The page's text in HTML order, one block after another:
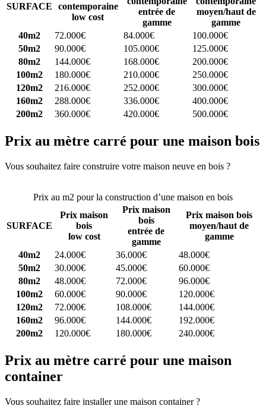
SURFACE
contemporaine
low cost
entrée de
gamme
moyen/haut de
gamme
40m2
72.000€ 84.000€
100.000€
50m2
90.000€ 105.000€
125.000€
80m2
144.000€ 168.000€
200.000€
100m2
180.000€ 210.000€
250.000€
120m2
216.000€ 252.000€
300.000€
160m2
288.000€ 336.000€
400.000€
200m2
360.000€ 420.000€ 500.000€
Prix au mètre carré pour une maison bois
Vous souhaitez faire construire votre maison neuve en bois ?
Prix au m2 pour la construction d’une maison en bois
SURFACE
Prix maison
bois
low cost
Prix maison
bois
entrée de
gamme
Prix maison bois
moyen/haut de
gamme
40m2
24.000€ 36.000€
48.000€
50m2
30.000€ 45.000€
60.000€
80m2
48.000€ 72.000€
96.000€
100m2
60.000€ 90.000€
120.000€
120m2
72.000€ 108.000€
144.000€
160m2
96.000€ 144.000€
192.000€
200m2
120.000€ 180.000€ 240.000€
Prix au mètre carré pour une maison
container
Vous souhaitez faire installer une maison container ?